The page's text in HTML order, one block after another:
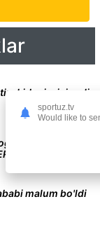
qiziqarli
bokschi
malum bo'ldi
sportuz.tv
Would like to